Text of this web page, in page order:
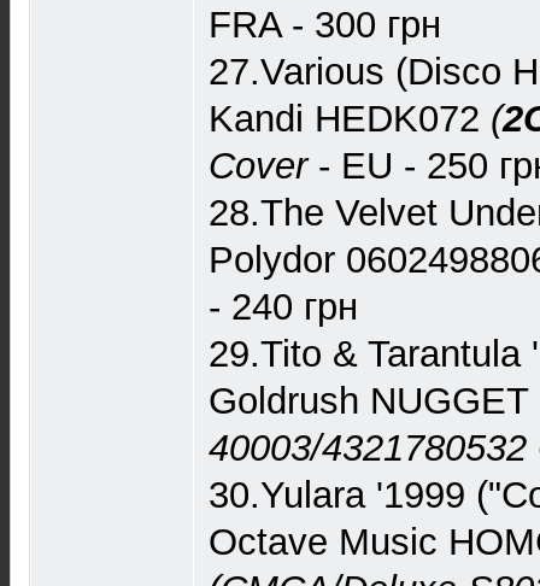
FRA - 300 грн
27.Various (Disco
Kandi HEDK072 (
Cover- EU - 250
28.The Velvet
Polydor
- 240 грн
29.Tito &
Goldrush
40003/4321780532
30.Yulara '1999
Octave Music